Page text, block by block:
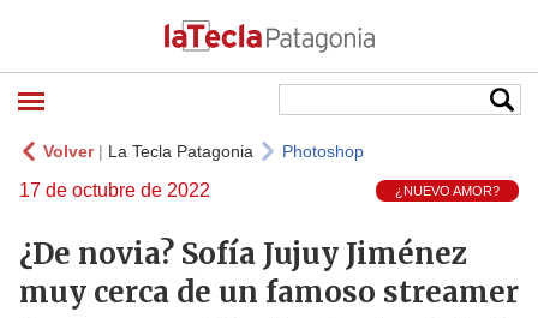
Volver| La Tecla Patagonia Photoshop
17 de octubre de 2022 ¿NUEVO AMOR?
¿De novia? Sofía Jujuy Jiménez
muy cerca de un famoso streamer